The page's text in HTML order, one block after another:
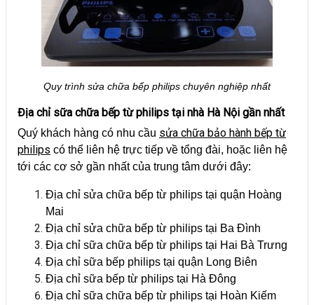
Quy trình sửa chữa bếp philips chuyên nghiệp nhất
Địa chỉ sữa chữa bếp từ philips tại nhà Hà Nội gần nhất
Quý khách hàng có nhu cầu sửa chữa bảo hành bếp từ
philips có thể liên hệ trực tiếp về tổng đài, hoặc liên hệ
tới các cơ sở gần nhất của trung tâm dưới đây:
Địa chỉ sửa chữa bếp từ philips tại quận Hoàng
Mai
Địa chỉ sửa chữa bếp từ philips tại Ba Đình
Địa chỉ sữa chữa bếp từ philips tại Hai Bà Trưng
Địa chỉ sữa bếp philips tại quận Long Biên
Địa chỉ sữa bếp từ philips tại Hà Đông
Địa chỉ sữa chữa bếp từ philips tại Hoàn Kiếm